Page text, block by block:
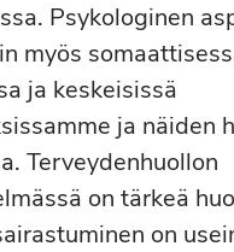
Psykologinen
myös
ja keskeisissä
ja näiden
Terveydenhuollon
on tärkeä
on